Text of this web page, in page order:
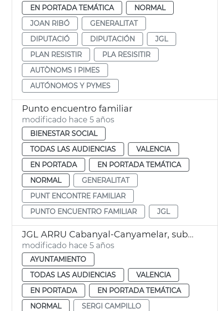
EN PORTADA TEMÁTICA
NORMAL
JOAN RIBÓ
GENERALITAT
DIPUTACIÓ
DIPUTACIÓN
JGL
PLAN RESISTIR
PLA RESISITIR
AUTÒNOMS I PIMES
AUTÓNOMOS Y PYMES
Punto encuentro familiar
modificado hace 5 años
BIENESTAR SOCIAL
TODAS LAS AUDIENCIAS
VALENCIA
EN PORTADA
EN PORTADA TEMÁTICA
NORMAL
GENERALITAT
PUNT ENCONTRE FAMILIAR
PUNTO ENCUENTRO FAMILIAR
JGL
JGL ARRU Cabanyal-Canyamelar, subvenciones IDAE
modificado hace 5 años
AYUNTAMIENTO
TODAS LAS AUDIENCIAS
VALENCIA
EN PORTADA
EN PORTADA TEMÁTICA
NORMAL
SERGI CAMPILLO